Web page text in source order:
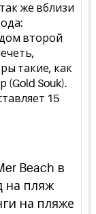
же вблизи
второй
такие, как
(Gold Souk).
15
Beach в
на пляж
на пляже